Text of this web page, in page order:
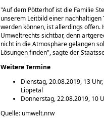
Auf dem Pötterhof ist die Familie
unserem Leitbild einer
werden können, ist allerdings offen.
Umweltrechts sichtbar, denn
nicht in die Atmosphäre gelangen
Lösungen finden , sagte der
Weitere Termine
Dienstag, 20.08.2019, 13
Lippetal
Donnerstag, 22.08.2019, 10
Quelle: umwelt.nrw